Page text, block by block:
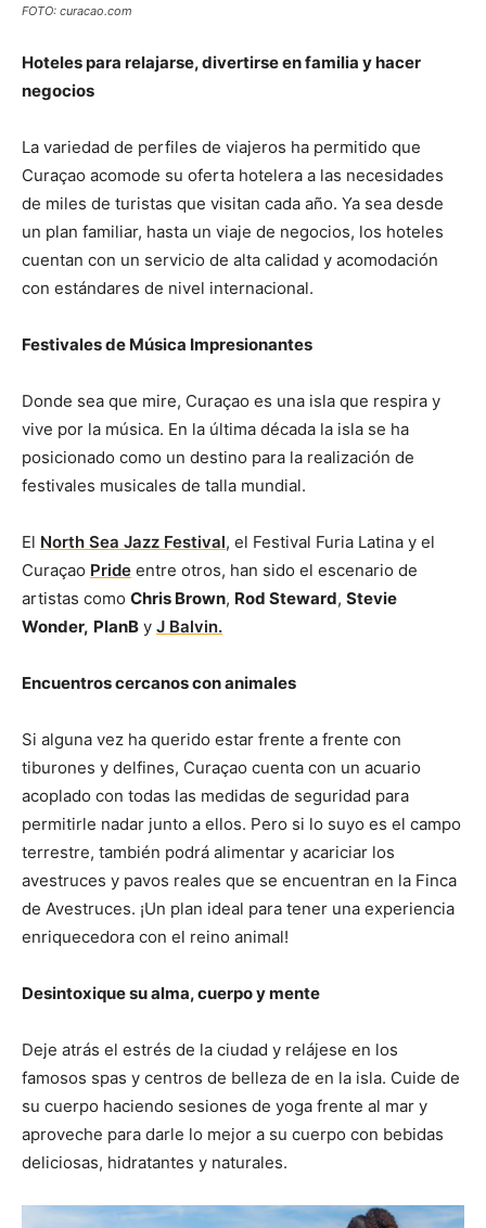
FOTO: curacao.com
Hoteles para relajarse, divertirse en familia y hacer
negocios
La variedad de perfiles de viajeros ha permitido que
Curaçao acomode su oferta hotelera a las necesidades
de miles de turistas que visitan cada año. Ya sea desde
un plan familiar, hasta un viaje de negocios, los hoteles
cuentan con un servicio de alta calidad y acomodación
con estándares de nivel internacional.
Festivales de Música Impresionantes
Donde sea que mire, Curaçao es una isla que respira y
vive por la música. En la última década la isla se ha
posicionado como un destino para la realización de
festivales musicales de talla mundial.
El North Sea Jazz Festival, el Festival Furia Latina y el
Curaçao Pride entre otros, han sido el escenario de
artistas como Chris Brown, Rod Steward, Stevie
Wonder, PlanB y J Balvin.
Encuentros cercanos con animales
Si alguna vez ha querido estar frente a frente con
tiburones y delfines, Curaçao cuenta con un acuario
acoplado con todas las medidas de seguridad para
permitirle nadar junto a ellos. Pero si lo suyo es el campo
terrestre, también podrá alimentar y acariciar los
avestruces y pavos reales que se encuentran en la Finca
de Avestruces. ¡Un plan ideal para tener una experiencia
enriquecedora con el reino animal!
Desintoxique su alma, cuerpo y mente
Deje atrás el estrés de la ciudad y relájese en los
famosos spas y centros de belleza de en la isla. Cuide de
su cuerpo haciendo sesiones de yoga frente al mar y
aproveche para darle lo mejor a su cuerpo con bebidas
deliciosas, hidratantes y naturales.